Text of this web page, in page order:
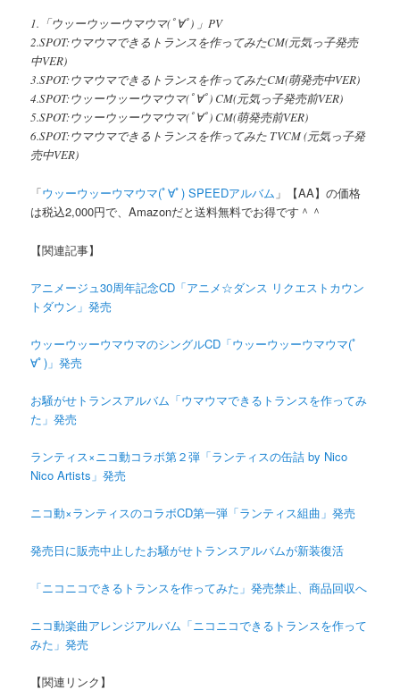
1.「ウッーウッーウマウマ(ﾟ∀ﾟ) 」PV
2.SPOT:ウマウマできるトランスを作ってみたCM(元気っ子発売
中VER)
3.SPOT:ウマウマできるトランスを作ってみたCM(萌発売中VER)
4.SPOT:ウッーウッーウマウマ(ﾟ∀ﾟ) CM(元気っ子発売前VER)
5.SPOT:ウッーウッーウマウマ(ﾟ∀ﾟ) CM(萌発売前VER)
6.SPOT:ウマウマできるトランスを作ってみた TVCM (元気っ子発
売中VER)
「ウッーウッーウマウマ(ﾟ∀ﾟ) SPEEDアルバム 」【AA】の価格
は税込2,000円で、Amazonだと送料無料でお得です＾＾
【関連記事】
アニメージュ30周年記念CD「アニメ☆ダンス リクエストカウン
トダウン」発売
ウッーウッーウマウマのシングルCD「ウッーウッーウマウマ(ﾟ
∀ﾟ)」発売
お騒がせトランスアルバム「ウマウマできるトランスを作ってみ
た」発売
ランティス×ニコ動コラボ第２弾「ランティスの缶詰 by Nico
Nico Artists」発売
ニコ動×ランティスのコラボCD第一弾「ランティス組曲」発売
発売日に販売中止したお騒がせトランスアルバムが新装復活
「ニコニコできるトランスを作ってみた」発売禁止、商品回収へ
ニコ動楽曲アレンジアルバム「ニコニコできるトランスを作って
みた」発売
【関連リンク】